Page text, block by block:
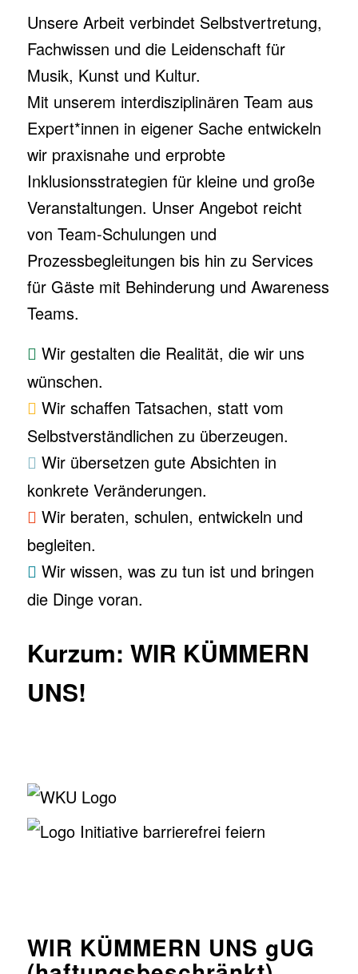
Unsere Arbeit verbindet Selbstvertretung,
Fachwissen und die Leidenschaft für
Musik, Kunst und Kultur.
Mit unserem interdisziplinären Team aus
Expert*innen in eigener Sache entwickeln
wir praxisnahe und erprobte
Inklusionsstrategien für kleine und große
Veranstaltungen. Unser Angebot reicht
von Team-Schulungen und
Prozessbegleitungen bis hin zu Services
für Gäste mit Behinderung und Awareness
Teams.
Wir gestalten die Realität, die wir uns
wünschen.
Wir schaffen Tatsachen, statt vom
Selbstverständlichen zu überzeugen.
Wir übersetzen gute Absichten in
konkrete Veränderungen.
Wir beraten, schulen, entwickeln und
begleiten.
Wir wissen, was zu tun ist und bringen
die Dinge voran.
Kurzum: WIR KÜMMERN
UNS!
WIR KÜMMERN UNS gUG